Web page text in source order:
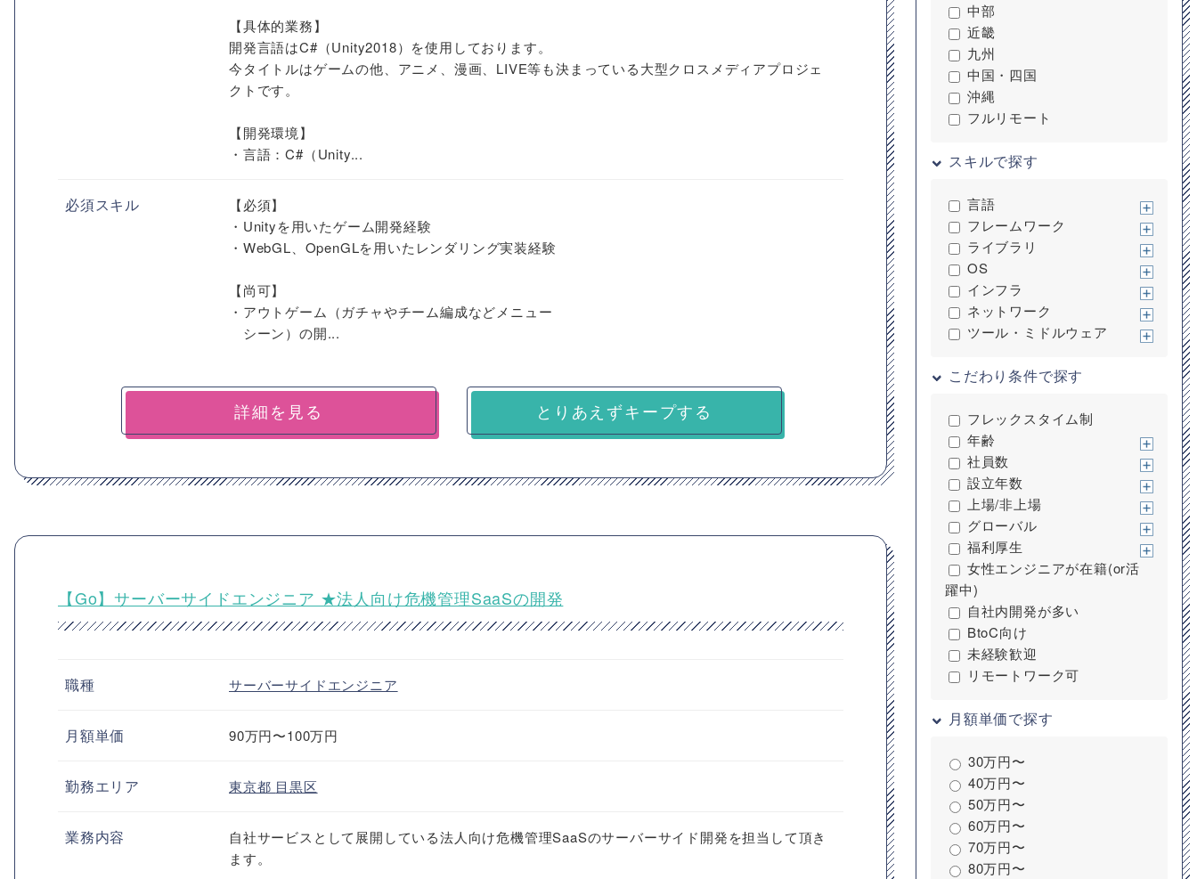
【具体的業務】
開発言語はC#（Unity2018）を使用しております。
今タイトルはゲームの他、アニメ、漫画、LIVE等も決まっている大型クロスメディアプロジェ
クトです。
【開発環境】
・言語：C#（Unity...
必須スキル
【必須】
・Unityを用いたゲーム開発経験
・WebGL、OpenGLを用いたレンダリング実装経験
【尚可】
・アウトゲーム（ガチャやチーム編成などメニュー
シーン）の開...
詳細を見る とりあえずキープする
【Go】サーバーサイドエンジニア ★法人向け危機管理SaaSの開発
職種 サーバーサイドエンジニア
月額単価 90万円〜100万円
勤務エリア 東京都 目黒区
業務内容
自社サービスとして展開している法人向け危機管理SaaSのサーバーサイド開発を担当して頂き
ます。
中部
近畿
九州
中国・四国
沖縄
フルリモート
スキルで探す
言語
フレームワーク
ライブラリ
OS
インフラ
ネットワーク
ツール・ミドルウェア
こだわり条件で探す
フレックスタイム制
年齢
社員数
設立年数
上場/非上場
グローバル
福利厚生
女性エンジニアが在籍(or活
躍中)
自社内開発が多い
BtoC向け
未経験歓迎
リモートワーク可
月額単価で探す
30万円〜
40万円〜
50万円〜
60万円〜
70万円〜
80万円〜